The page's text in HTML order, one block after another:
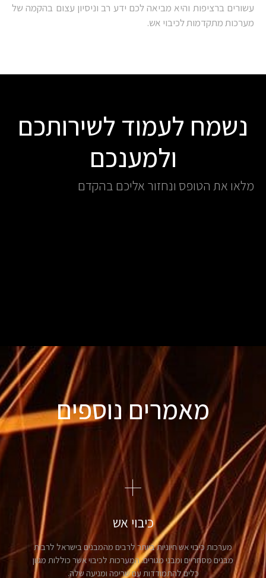
עשורים ברציפות והיא מביאה לכם ידע רב וניסיון עצום בהקמה של
מערכות מתקדמות לכיבוי אש.
נשמח לעמוד לשירותכם
ולמענכם
מלאו את הטופס ונחזור אליכם בהקדם
מאמרים נוספים
כיבוי אש
מערכות כיבוי אש חיוניות ביותר לרבים מהמבנים בישראל לרבות
מבנים מסחריים ומבני מגורים. המערכות לכיבוי אשר כוללות מגוון
כלים להתמודדות עם שריפה ומניעה שלה.